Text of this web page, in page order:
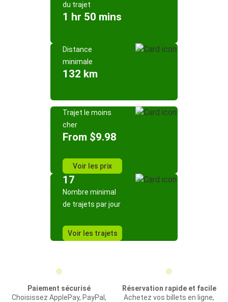
du trajet
1 hr 50 mins
Distance
minimale
132 km
Trajet le moins
cher
From $9.98
Voir les prix
17
Nombre minimal
de trajets par jour
Voir les trajets
Paiement sécurisé
Choisissez ApplePay, PayPal,
Réservation rapide et facile
Achetez vos billets en ligne,